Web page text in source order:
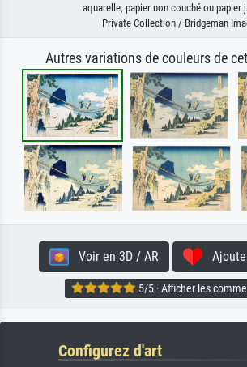
aquarelle, papier non couché ou papier
Private Collection / Bridgeman
Autres variations de couleurs de
Voir en 3D / AR
5/5 · Afficher les
Configurez d'art